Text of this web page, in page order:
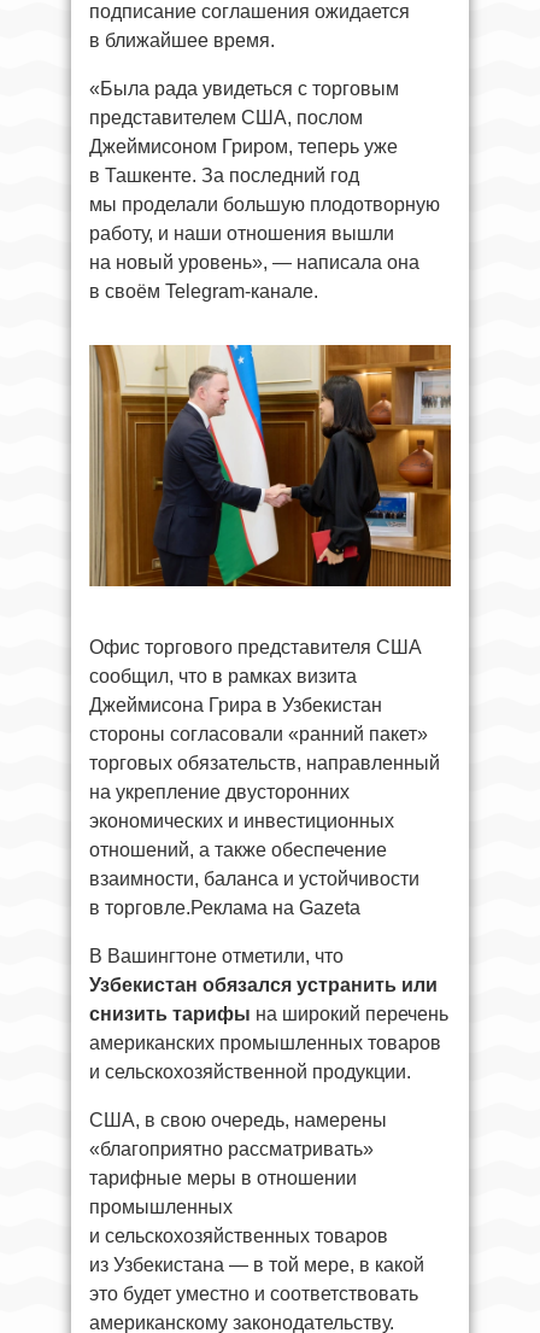
подписание соглашения ожидается
в ближайшее время.
«Была рада увидеться с торговым
представителем США, послом
Джеймисоном Гриром, теперь уже
в Ташкенте. За последний год
мы проделали большую плодотворную
работу, и наши отношения вышли
на новый уровень», — написала она
в своём Telegram-канале.
Офис торгового представителя США
сообщил, что в рамках визита
Джеймисона Грира в Узбекистан
стороны согласовали «ранний пакет»
торговых обязательств, направленный
на укрепление двусторонних
экономических и инвестиционных
отношений, а также обеспечение
взаимности, баланса и устойчивости
в торговле.Реклама на Gazeta
В Вашингтоне отметили, что
Узбекистан обязался устранить или
снизить тарифы на широкий перечень
американских промышленных товаров
и сельскохозяйственной продукции.
США, в свою очередь, намерены
«благоприятно рассматривать»
тарифные меры в отношении
промышленных
и сельскохозяйственных товаров
из Узбекистана — в той мере, в какой
это будет уместно и соответствовать
американскому законодательству.